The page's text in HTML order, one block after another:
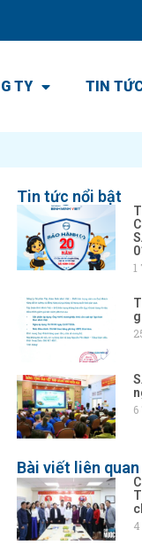
TY TIN
Tin tức nổi bật
1
Bài viết liên quan